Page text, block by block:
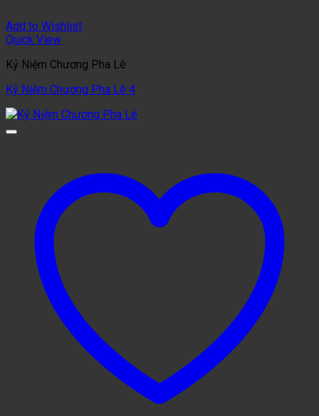
Add to Wishlist
Quick View
Kỷ Niệm Chương Pha Lê
Kỷ Niệm Chương Pha Lê 4